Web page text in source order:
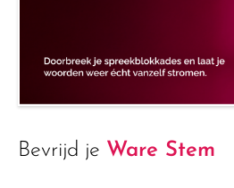
Bevrijd je Ware Stem